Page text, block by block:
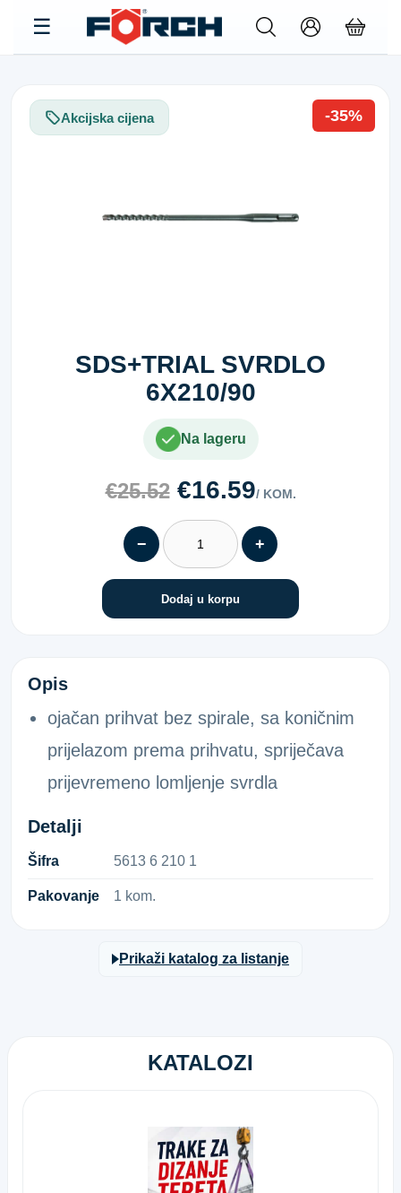
Akcijska cijena -35%
SDS+TRIAL SVRDLO
6X210/90
Na lageru
€25.52 €16.59/ KOM.
− +
Dodaj u korpu
SDS+TRIAL SVRDLO 6X210/90
Opis
ojačan prihvat bez spirale, sa koničnim
prijelazom prema prihvatu, spriječava
prijevremeno lomljenje svrdla
Detalji
Šifra 5​6​1​3​ ​6​ ​2​1​0​ ​1​
Pakovanje 1 kom.
Prikaži katalog za listanje
KATALOZI